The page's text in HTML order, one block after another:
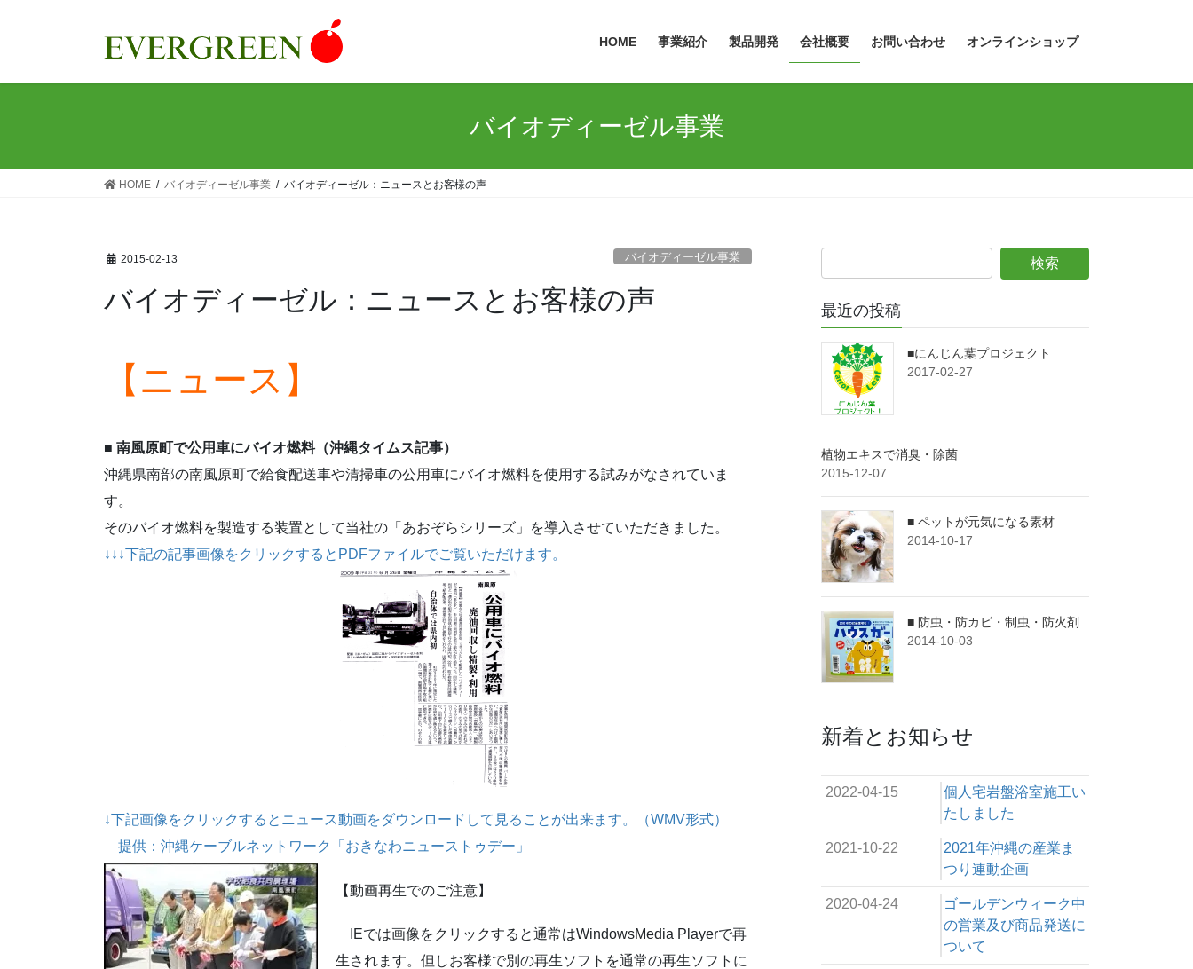
HOME 事業紹介 製品開発 会社概要 お問い合わせ オンラインショップ
バイオディーゼル事業
HOME バイオディーゼル事業 バイオディーゼル：ニュースとお客様の声
2015-02-13 バイオディーゼル事業
バイオディーゼル：ニュースとお客様の声
【ニュース】
■ 南風原町で公用車にバイオ燃料（沖縄タイムス記事）
沖縄県南部の南風原町で給食配送車や清掃車の公用車にバイオ燃料を使用する試みがなされていま
す。
そのバイオ燃料を製造する装置として当社の「あおぞらシリーズ」を導入させていただきました。
↓↓↓下記の記事画像をクリックするとPDFファイルでご覧いただけます。
↓下記画像をクリックするとニュース動画をダウンロードして見ることが出来ます。（WMV形式）
提供：沖縄ケーブルネットワーク「おきなわニューストゥデー」
【動画再生でのご注意】
IEでは画像をクリックすると通常はWindowsMedia Playerで再
生されます。但しお客様で別の再生ソフトを通常の再生ソフトに
最近の投稿
■にんじん葉プロジェクト
2017-02-27
植物エキスで消臭・除菌
2015-12-07
■ ペットが元気になる素材
2014-10-17
■ 防虫・防カビ・制虫・防火剤
2014-10-03
新着とお知らせ
2022-04-15
個人宅岩盤浴室施工い
たしました
2021-10-22
2021年沖縄の産業ま
つり連動企画
2020-04-24
ゴールデンウィーク中
の営業及び商品発送に
ついて